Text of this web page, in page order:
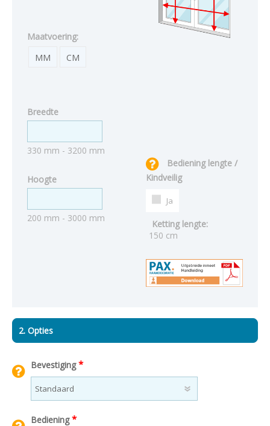
Maatvoering:
MM
CM
Breedte
330 mm - 3200 mm
Hoogte
200 mm - 3000 mm
Bediening lengte /
Kindveilig
Ja
Ketting lengte:
150 cm
2. Opties
Bevestiging*
Bediening*